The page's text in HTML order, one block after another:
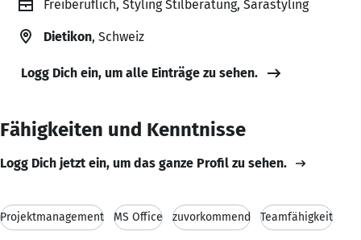
Freiberuflich, Styling Stilberatung, Sarastyling
Dietikon, Schweiz
Logg Dich ein, um alle Einträge zu sehen.
Fähigkeiten und Kenntnisse
Logg Dich jetzt ein, um das ganze Profil zu sehen.
Projektmanagement MS Office zuvorkommend Teamfähigkeit